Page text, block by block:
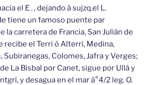
el E . , dejando á sujzq.el L.
tiene un famoso puente par
la carretera de Francia, San Julián de
recibe el Terri ó Alterri, Medina,
Subiranegas, Colomes, Jafra y Verges;
La Bisbal por Canet, sigue por Ullá y
y desagua en el mar á°4/2 leg. O.